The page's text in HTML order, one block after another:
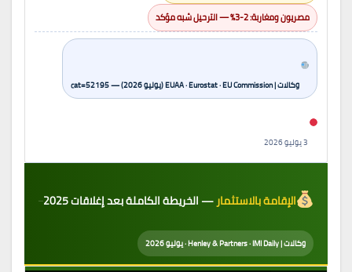
مصريون ومغاربة: 2-3% — الترحيل شبه مؤكد
وكالات | EUAA · Eurostat · EU Commission (يوليو 2026) — cat=52195
الإقامة بالاستثمار— الخريطة الكاملة بعد إغلاقات 2025
وكالات | Henley & Partners · IMI Daily · يوليو 2026